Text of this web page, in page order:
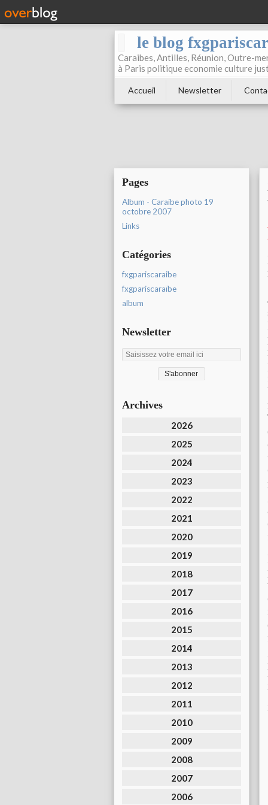
le blog
Caraibes, Antilles, Réunion, Outre-
à Paris politique economie culture
Accueil Newsletter
Pages
Album - Caraibe photo 19
octobre 2007
Links
Catégories
fxgpariscaraibe
fxgpariscaraïbe
album
Newsletter
Archives
2026
2025
2024
2023
2022
2021
2020
2019
2018
2017
2016
2015
2014
2013
2012
2011
2010
2009
2008
2007
2006